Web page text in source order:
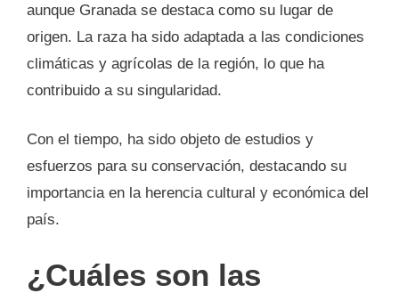
aunque Granada se destaca como su lugar de
origen. La raza ha sido adaptada a las condiciones
climáticas y agrícolas de la región, lo que ha
contribuido a su singularidad.
Con el tiempo, ha sido objeto de estudios y
esfuerzos para su conservación, destacando su
importancia en la herencia cultural y económica del
país.
¿Cuáles son las